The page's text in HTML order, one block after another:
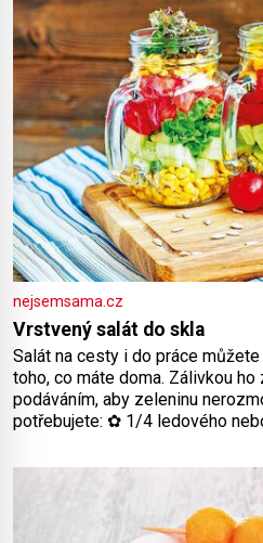
nejsemsama.cz
Vrstvený salát do skla
Salát na cesty i do práce
toho, co máte doma. Zálivkou
podáváním, aby zeleninu
potřebujete: ✿ 1/4 ledového
2 rajčata Zálivka: ✿ 4 lžíce
šťávy ✿ ½ stroužku